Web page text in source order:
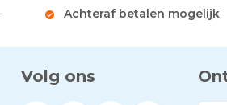
Achteraf betalen mogelijk
Volg ons